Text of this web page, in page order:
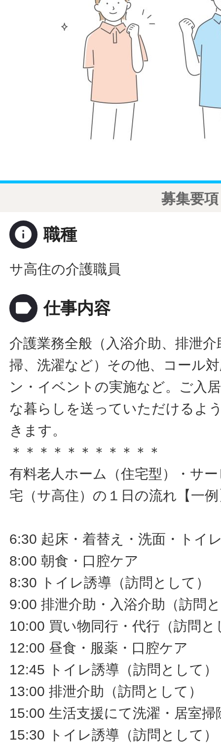
募集要項
info 職種
サ高住の介護職員
label 仕事内容
介護業務全般（入浴介助、排泄
掃、洗濯など）その他、コール
ン・イベントの実施など。ご入
な暮らしを送っていただけるよ
きます。
＊＊＊＊＊＊＊＊＊＊＊
有料老人ホーム（住宅型）・サ
宅（サ高住）の１日の流れ【一
6:30 起床・着替え・洗面・トイ
8:00 朝食・口腔ケア
8:30 トイレ誘導（訪問として）
9:00 排泄介助・入浴介助（訪問
10:00 買い物同行・代行（訪問と
12:00 昼食・服薬・口腔ケア
12:45 トイレ誘導（訪問として）
13:00 排泄介助（訪問として）
15:00 生活支援にて洗濯・居室
15:30 トイレ誘導（訪問として）